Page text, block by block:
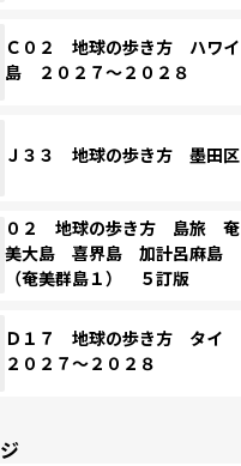
Ｃ０２ 地球の歩き方 ハワイ
島 ２０２７～２０２８
Ｊ３３ 地球の歩き方 墨田区
０２ 地球の歩き方 島旅 奄
美大島 喜界島 加計呂麻島
（奄美群島１） ５訂版
Ｄ１７ 地球の歩き方 タイ
２０２７～２０２８